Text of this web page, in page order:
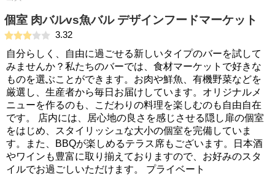
個室 肉バルvs魚バル デザインフードマーケット
3.32
自分らしく、自由に過ごせる新しいタイプのバーを試して
みませんか？私たちのバーでは、食材マーケットで好きな
ものを選ぶことができます。お肉や鮮魚、有機野菜などを
厳選し、生産者から毎日お届けしています。オリジナルメ
ニューを作るのも、こだわりの料理を楽しむのも自由自在
です。 店内には、居心地の良さを感じさせる隠し扉の個室
をはじめ、スタイリッシュな大小の個室を完備していま
す。また、BBQが楽しめるテラス席もございます。日本酒
やワインも豊富に取り揃えておりますので、お好みのスタ
イルでお過ごしいただけます。 プライベート